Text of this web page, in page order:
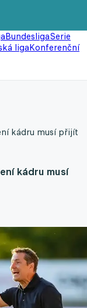
BundesligaSerie
ligaKonferenční
kádru musí přijít
kádru musí